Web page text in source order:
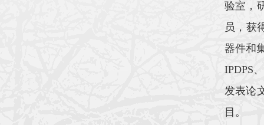
验室，
员，获
器件和
IPDPS
发表论
目。